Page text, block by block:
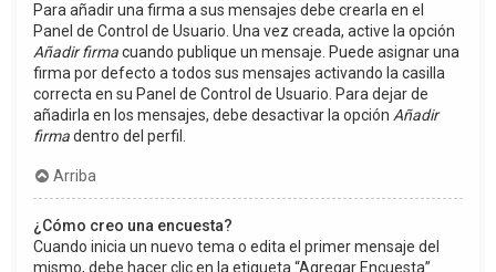
Para añadir una firma a sus mensajes debe crearla en el
Panel de Control de Usuario. Una vez creada, active la opción
Añadir firmacuando publique un mensaje. Puede asignar una
firma por defecto a todos sus mensajes activando la casilla
correcta en su Panel de Control de Usuario. Para dejar de
añadirla en los mensajes, debe desactivar la opción Añadir
firmadentro del perfil.
Arriba
¿Cómo creo una encuesta?
Cuando inicia un nuevo tema o edita el primer mensaje del
mismo, debe hacer clic en la etiqueta “Agregar Encuesta”